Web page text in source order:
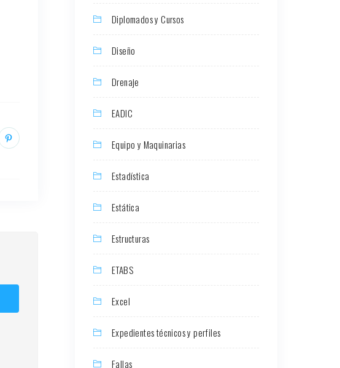
Diplomados y Cursos
Diseño
Drenaje
EADIC
Equipo y Maquinarias
Estadística
Estática
Estructuras
ETABS
Excel
Expedientes técnicos y perfiles
Fallas